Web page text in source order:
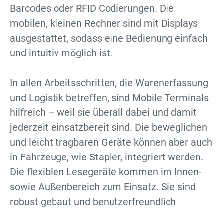
Barcodes oder RFID Codierungen. Die
mobilen, kleinen Rechner sind mit Displays
ausgestattet, sodass eine Bedienung einfach
und intuitiv möglich ist.
In allen Arbeitsschritten, die Warenerfassung
und Logistik betreffen, sind Mobile Terminals
hilfreich – weil sie überall dabei und damit
jederzeit einsatzbereit sind. Die beweglichen
und leicht tragbaren Geräte können aber auch
in Fahrzeuge, wie Stapler, integriert werden.
Die flexiblen Lesegeräte kommen im Innen-
sowie Außenbereich zum Einsatz. Sie sind
robust gebaut und benutzerfreundlich